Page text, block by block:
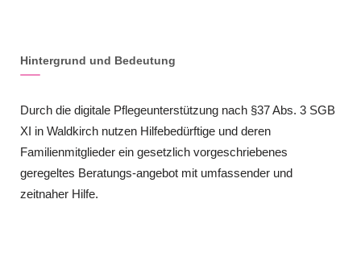
Hintergrund und Bedeutung
Durch die digitale Pflegeunterstützung nach §37 Abs. 3 SGB
XI in Waldkirch nutzen Hilfebedürftige und deren
Familienmitglieder ein gesetzlich vorgeschriebenes
geregeltes Beratungs-angebot mit umfassender und
zeitnaher Hilfe.